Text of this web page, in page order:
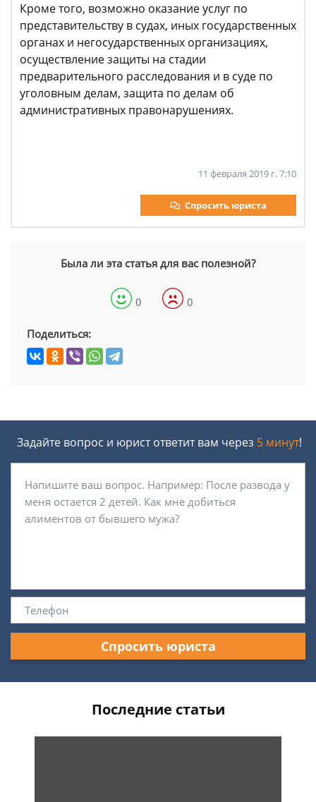
Кроме того, возможно оказание услуг по
представительству в судах, иных государственных
органах и негосударственных организациях,
осуществление защиты на стадии
предварительного расследования и в суде по
уголовным делам, защита по делам об
административных правонарушениях.
11 февраля 2019 г. 7:10
Спросить юриста
Была ли эта статья для вас полезной?
0 0
Поделиться:
Задайте вопрос и юрист ответит вам через 5 минут!
Спросить юриста
Последние статьи